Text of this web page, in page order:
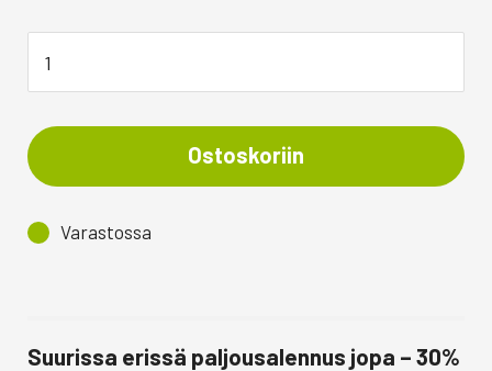
Ostoskoriin
Varastossa
Suurissa erissä paljousalennus jopa – 30%